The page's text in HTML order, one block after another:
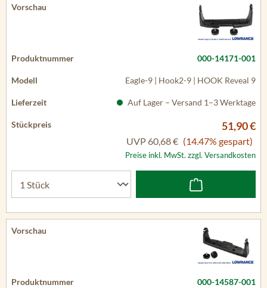
000-14171-001
Eagle-9 | Hook2-9 | HOOK Reveal 9
Auf Lager – Versand 1–3 Werktage
51,90 €
UVP 60,68 € (14.47% gespart)
Preise inkl. MwSt. zzgl. Versandkosten
000-14587-001